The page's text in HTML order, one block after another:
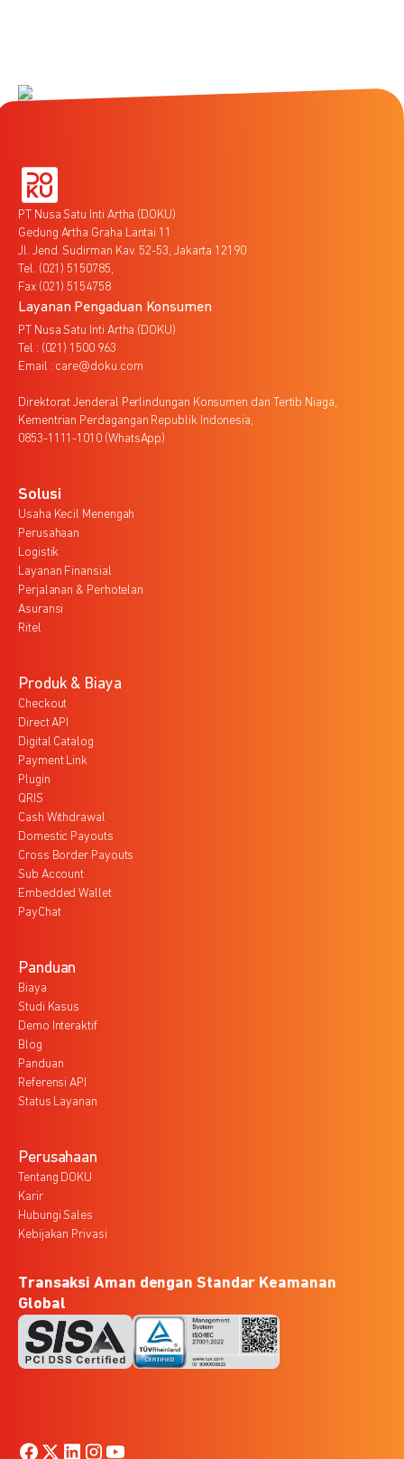
PT Nusa Satu Inti Artha (DOKU)
Gedung Artha Graha Lantai 11
Jl. Jend. Sudirman Kav. 52-53, Jakarta 12190
Tel. (021) 5150785,
Fax (021) 5154758
Layanan Pengaduan Konsumen
PT Nusa Satu Inti Artha (DOKU)
Tel : (021) 1500 963
Email : care@doku.com
Direktorat Jenderal Perlindungan Konsumen dan Tertib Niaga,
Kementrian Perdagangan Republik Indonesia,
0853-1111-1010 (WhatsApp)
Solusi
Usaha Kecil Menengah
Perusahaan
Logistik
Layanan Finansial
Perjalanan & Perhotelan
Asuransi
Ritel
Produk & Biaya
Checkout
Direct API
Digital Catalog
Payment Link
Plugin
QRIS
Cash Withdrawal
Domestic Payouts
Cross Border Payouts
Sub Account
Embedded Wallet
PayChat
Panduan
Biaya
Studi Kasus
Demo Interaktif
Blog
Panduan
Referensi API
Status Layanan
Perusahaan
Tentang DOKU
Karir
Hubungi Sales
Kebijakan Privasi
Transaksi Aman dengan Standar Keamanan
Global